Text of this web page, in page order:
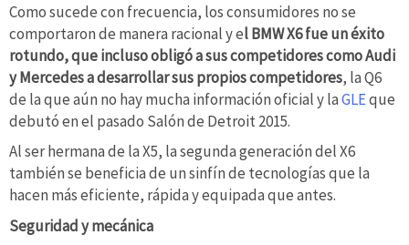
Como sucede con frecuencia, los consumidores no se
comportaron de manera racional y el BMW X6 fue un éxito
rotundo, que incluso obligó a sus competidores como Audi
y Mercedes a desarrollar sus propios competidores, la Q6
de la que aún no hay mucha información oficial y laGLEque
debutó en el pasado Salón de Detroit 2015.
Al ser hermana de la X5, la segunda generación del X6
también se beneficia de un sinfín de tecnologías que la
hacen más eficiente, rápida y equipada que antes.
Seguridad y mecánica